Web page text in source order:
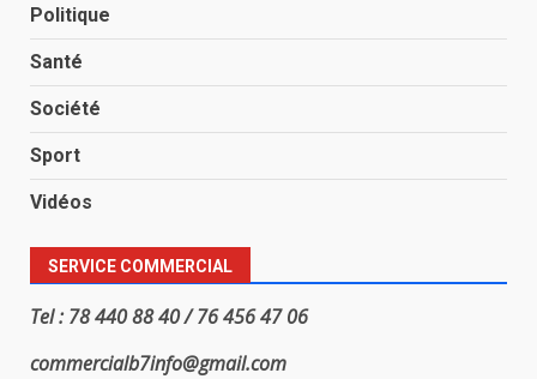
Politique
Santé
Société
Sport
Vidéos
SERVICE COMMERCIAL
Tel : 78 440 88 40 / 76 456 47 06
commercialb7info@gmail.com